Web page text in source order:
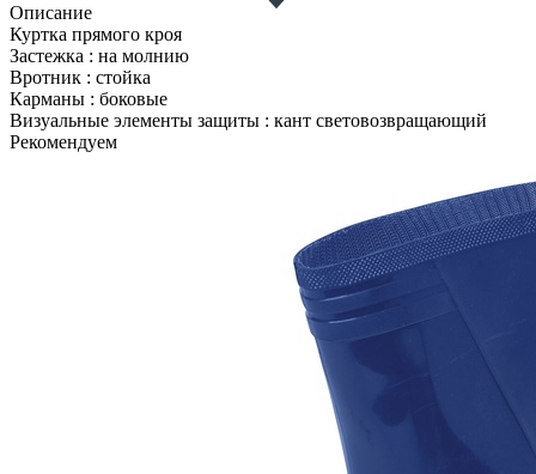
Описание
Куртка прямого кроя
Застежка : на молнию
Вротник : стойка
Карманы : боковые
Визуальные элементы защиты : кант световозвращающий
Рекомендуем